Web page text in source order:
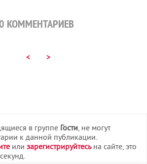
КОММЕНТАРИЕВ
< >
в группе Гости, не могут
к данной публикации.
или зарегистрируйтесьна сайте, это